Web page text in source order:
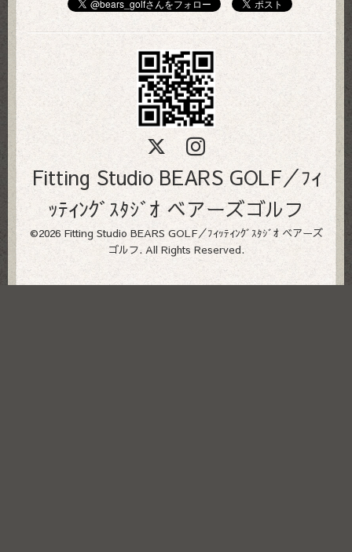
Fitting Studio BEARS GOLF／ﾌｨ
ｯﾃｨﾝｸﾞｽﾀｼﾞｵ ベアーズゴルフ
©2026 Fitting Studio BEARS GOLF／ﾌｨｯﾃｨﾝｸﾞｽﾀｼﾞｵ ベアーズ
ゴルフ. All Rights Reserved.